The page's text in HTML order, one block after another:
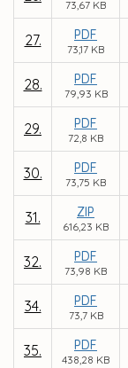
73,67 KB
27. PDF
73,17 KB
28. PDF
79,93 KB
29. PDF
72,8 KB
30. PDF
73,75 KB
31. ZIP
616,23 KB
32. PDF
73,98 KB
34. PDF
73,7 KB
35. PDF
438,28 KB